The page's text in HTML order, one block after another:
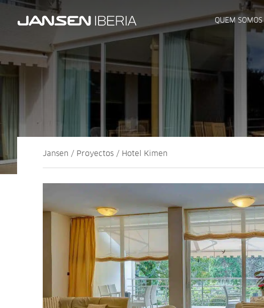
QUEM SOMOS
Jansen / Proyectos / Hotel Kimen